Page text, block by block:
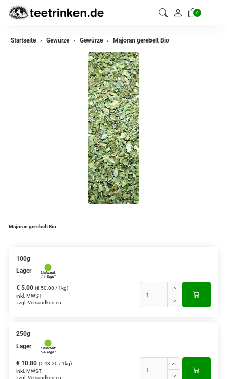
0
zurück
Startseite Gewürze Gewürze Majoran gerebelt Bio
Majoran gerebelt Bio
100g
Lager
€ 5.00 (€ 50.00 / 1kg)
inkl. MWST
zzgl. Versandkosten
250g
Lager
€ 10.80 (€ 43.20 / 1kg)
inkl. MWST
zzgl. Versandkosten